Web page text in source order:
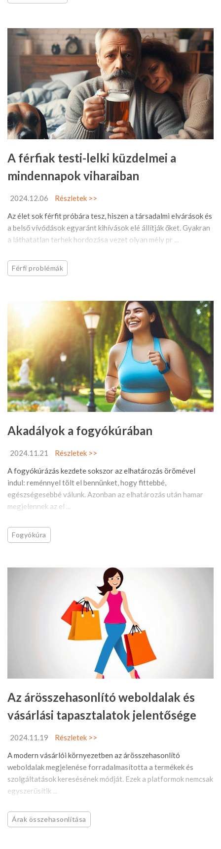
A férfiak testi-lelki küzdelmei a
mindennapok viharaiban
2024.12.06
Részletek >>
Az élet sok férfit próbára tesz, hiszen a társadalmi elvárások és
a belső vívódások egyaránt kihívások elé állítják őket. Gyakran
a láthatatlan terhek hordozása vezet olyan mély pr ...
Férfi problémák
Akadályok a fogyókúrában
2024.11.21
Részletek >>
A fogyókúrázás kezdete sokszor az elhatározás örömével
indul: reménnyel tölt el bennünket, hogy fittebbé,
egészségesebbé válunk. Azonban az elhatározás után hamar
megjelennek az el ...
Fogyókúra
Az árösszehasonlító weboldalak és
vásárlási tapasztalatok jelentősége
2024.11.19
Részletek >>
A modern vásárlói környezetben az árösszehasonlító
weboldalak megjelenése forradalmasította a termékek és
szolgáltatások keresésének módját. Ezek a platformok nemcsak
egyszerűsítik ...
Árak összehasonlítása